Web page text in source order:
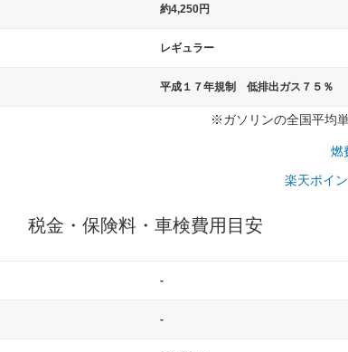
約4,250円
レギュラー
平成１７年規制 低排出ガス７５％
※ガソリンの全国平均
燃
楽天ポイ
税金・保険料・車検費用目安
-
-